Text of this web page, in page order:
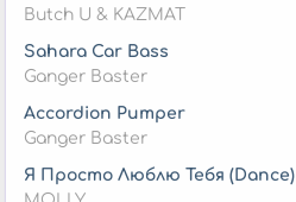
Butch U & KAZMAT
Sahara Car Bass
Ganger Baster
Accordion Pumper
Ganger Baster
Я Просто Люблю Тебя (Dance)